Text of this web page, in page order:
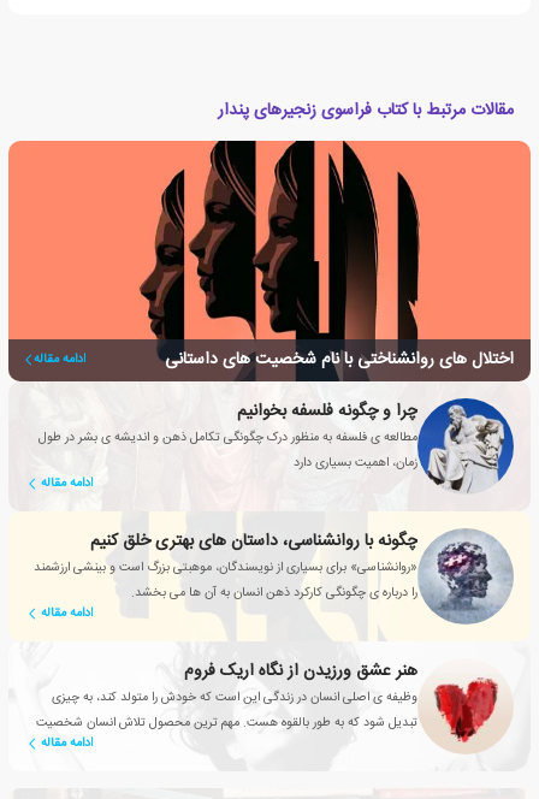
مقالات مرتبط با کتاب فراسوی زنجیرهای پندار
اختلال های روانشناختی با نام شخصیت های داستانی ادامه مقاله
چرا و چگونه فلسفه بخوانیم
مطالعه ی فلسفه به منظور درک چگونگی تکامل ذهن و اندیشه ی بشر در طول
زمان، اهمیت بسیاری دارد
ادامه مقاله
چگونه با روانشناسی، داستان های بهتری خلق کنیم
«روانشناسی» برای بسیاری از نویسندگان، موهبتی بزرگ است و بینشی ارزشمند
را درباره ی چگونگی کارکرد ذهن انسان به آن ها می بخشد.
ادامه مقاله
هنر عشق ورزیدن از نگاه اریک فروم
وظیفه ی اصلی انسان در زندگی این است که خودش را متولد کند، به چیزی
تبدیل شود که به طور بالقوه هست. مهم ترین محصول تلاش انسان شخصیت
ادامه مقاله